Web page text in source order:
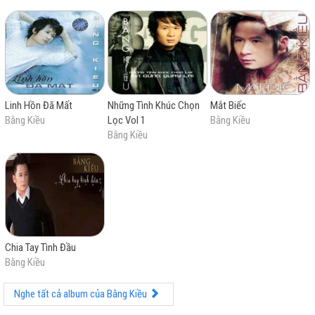
Linh Hồn Đã Mất
Bằng Kiều
Những Tình Khúc Chọn
Lọc Vol 1
Bằng Kiều
Mắt Biếc
Bằng Kiều
Chia Tay Tình Đầu
Bằng Kiều
Nghe tất cả album của Bằng Kiều